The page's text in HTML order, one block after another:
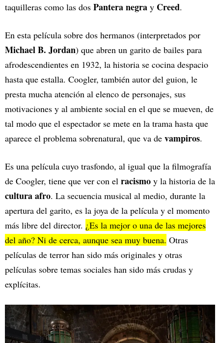
taquilleras como las dos Pantera negra y Creed.
En esta película sobre dos hermanos (interpretados por
Michael B. Jordan) que abren un garito de bailes para
afrodescendientes en 1932, la historia se cocina despacio
hasta que estalla. Coogler, también autor del guion, le
presta mucha atención al elenco de personajes, sus
motivaciones y al ambiente social en el que se mueven, de
tal modo que el espectador se mete en la trama hasta que
aparece el problema sobrenatural, que va de vampiros.
Es una película cuyo trasfondo, al igual que la filmografía
de Coogler, tiene que ver con el racismo y la historia de la
cultura afro. La secuencia musical al medio, durante la
apertura del garito, es la joya de la película y el momento
más libre del director. ¿Es la mejor o una de las mejores
del año? Ni de cerca, aunque sea muy buena. Otras
películas de terror han sido más originales y otras
películas sobre temas sociales han sido más crudas y
explícitas.